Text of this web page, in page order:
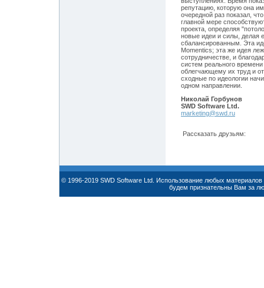
репутацию, которую она
очередной раз показал,
главной мере
проекта, определяя
новые идеи и силы, делая
сбалансированным. Эта
Momentics; эта же идея
сотрудничестве, и
систем реального
облегчающему их труд и
сходные по идеологии
одном направлении.
Николай Горбунов
SWD Software Ltd.
marketing@swd.ru
Рассказать друзьям:
© 1996-2019 SWD Software Ltd. Использование любых
будем признательны Вам за